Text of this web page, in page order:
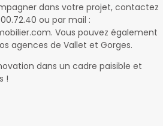
dans votre projet, contactez
ou par mail :
Vous pouvez également
agences de Vallet et Gorges.
dans un cadre paisible et
!